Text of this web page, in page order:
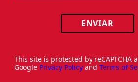
ENVIAR
This site is protected by reCAPTCHA
Google Privacy Policy and Terms of